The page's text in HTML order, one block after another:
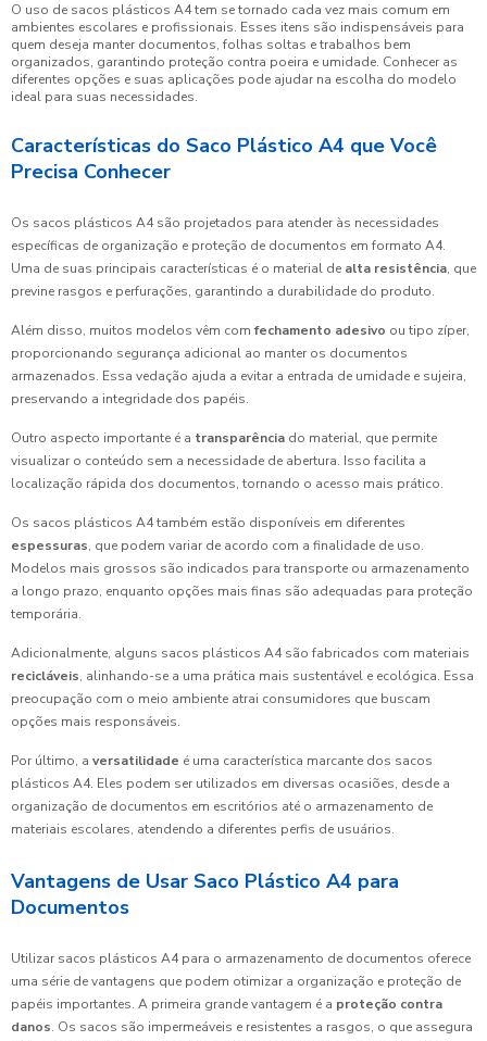
O uso de sacos plásticos A4 tem se tornado cada vez mais comum em
ambientes escolares e profissionais. Esses itens são indispensáveis para
quem deseja manter documentos, folhas soltas e trabalhos bem
organizados, garantindo proteção contra poeira e umidade. Conhecer as
diferentes opções e suas aplicações pode ajudar na escolha do modelo
ideal para suas necessidades.
Características do Saco Plástico A4 que Você
Precisa Conhecer
Os sacos plásticos A4 são projetados para atender às necessidades
específicas de organização e proteção de documentos em formato A4.
Uma de suas principais características é o material de alta resistência, que
previne rasgos e perfurações, garantindo a durabilidade do produto.
Além disso, muitos modelos vêm com fechamento adesivo ou tipo zíper,
proporcionando segurança adicional ao manter os documentos
armazenados. Essa vedação ajuda a evitar a entrada de umidade e sujeira,
preservando a integridade dos papéis.
Outro aspecto importante é a transparência do material, que permite
visualizar o conteúdo sem a necessidade de abertura. Isso facilita a
localização rápida dos documentos, tornando o acesso mais prático.
Os sacos plásticos A4 também estão disponíveis em diferentes
espessuras, que podem variar de acordo com a finalidade de uso.
Modelos mais grossos são indicados para transporte ou armazenamento
a longo prazo, enquanto opções mais finas são adequadas para proteção
temporária.
Adicionalmente, alguns sacos plásticos A4 são fabricados com materiais
recicláveis, alinhando-se a uma prática mais sustentável e ecológica. Essa
preocupação com o meio ambiente atrai consumidores que buscam
opções mais responsáveis.
Por último, a versatilidade é uma característica marcante dos sacos
plásticos A4. Eles podem ser utilizados em diversas ocasiões, desde a
organização de documentos em escritórios até o armazenamento de
materiais escolares, atendendo a diferentes perfis de usuários.
Vantagens de Usar Saco Plástico A4 para
Documentos
Utilizar sacos plásticos A4 para o armazenamento de documentos oferece
uma série de vantagens que podem otimizar a organização e proteção de
papéis importantes. A primeira grande vantagem é a proteção contra
danos. Os sacos são impermeáveis e resistentes a rasgos, o que assegura